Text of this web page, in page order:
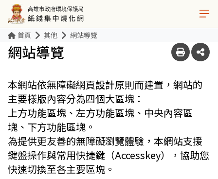
首頁 其他 網站導覽
網站導覽
本網站依無障礙網頁設計原則而建置，網站的
主要樣版內容分為四個大區塊：
上方功能區塊、左方功能區塊、中央內容區
塊、下方功能區塊。
為提供更友善的無障礙瀏覽體驗，本網站支援
鍵盤操作與常用快捷鍵（Accesskey），協助您
快速切換至各主要區塊。